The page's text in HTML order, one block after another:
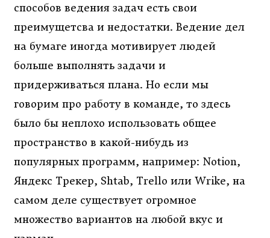
способов ведения задач есть свои
преимущетсва и недостатки. Ведение дел
на бумаге иногда мотивирует людей
больше выполнять задачи и
придерживаться плана. Но если мы
говорим про работу в команде, то здесь
было бы неплохо использовать общее
пространство в какой-нибудь из
популярных программ, например: Notion,
Яндекс Трекер, Shtab, Trello или Wrike, на
самом деле существует огромное
множество вариантов на любой вкус и